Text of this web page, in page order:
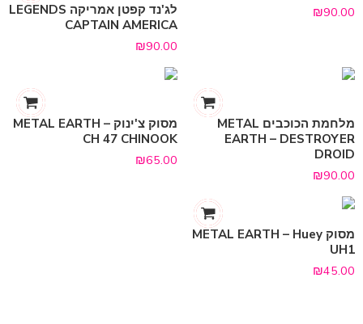
₪90.00
לג'נד קפטן אמריקה LEGENDS
CAPTAIN AMERICA
₪90.00
מלחמת הכוכבים METAL
EARTH – DESTROYER
DROID
₪90.00
מסוק צ'ינוק METAL EARTH –
CH 47 CHINOOK
₪65.00
מסוק METAL EARTH – Huey
UH1
₪45.00